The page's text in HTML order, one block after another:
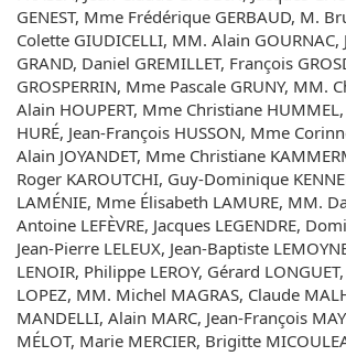
GENEST, Mme Frédérique GERBAUD, M.
Colette GIUDICELLI, MM. Alain GOURNAC,
GRAND, Daniel GREMILLET, François
GROSPERRIN, Mme Pascale GRUNY, MM.
Alain HOUPERT, Mme Christiane
HURÉ, Jean-François HUSSON, Mme
Alain JOYANDET, Mme Christiane
Roger KAROUTCHI, Guy-Dominique
LAMÉNIE, Mme Élisabeth LAMURE, MM.
Antoine LEFÈVRE, Jacques LEGENDRE,
Jean-Pierre LELEUX, Jean-Baptiste
LENOIR, Philippe LEROY, Gérard
LOPEZ, MM. Michel MAGRAS, Claude
MANDELLI, Alain MARC, Jean-François
MÉLOT, Marie MERCIER, Brigitte